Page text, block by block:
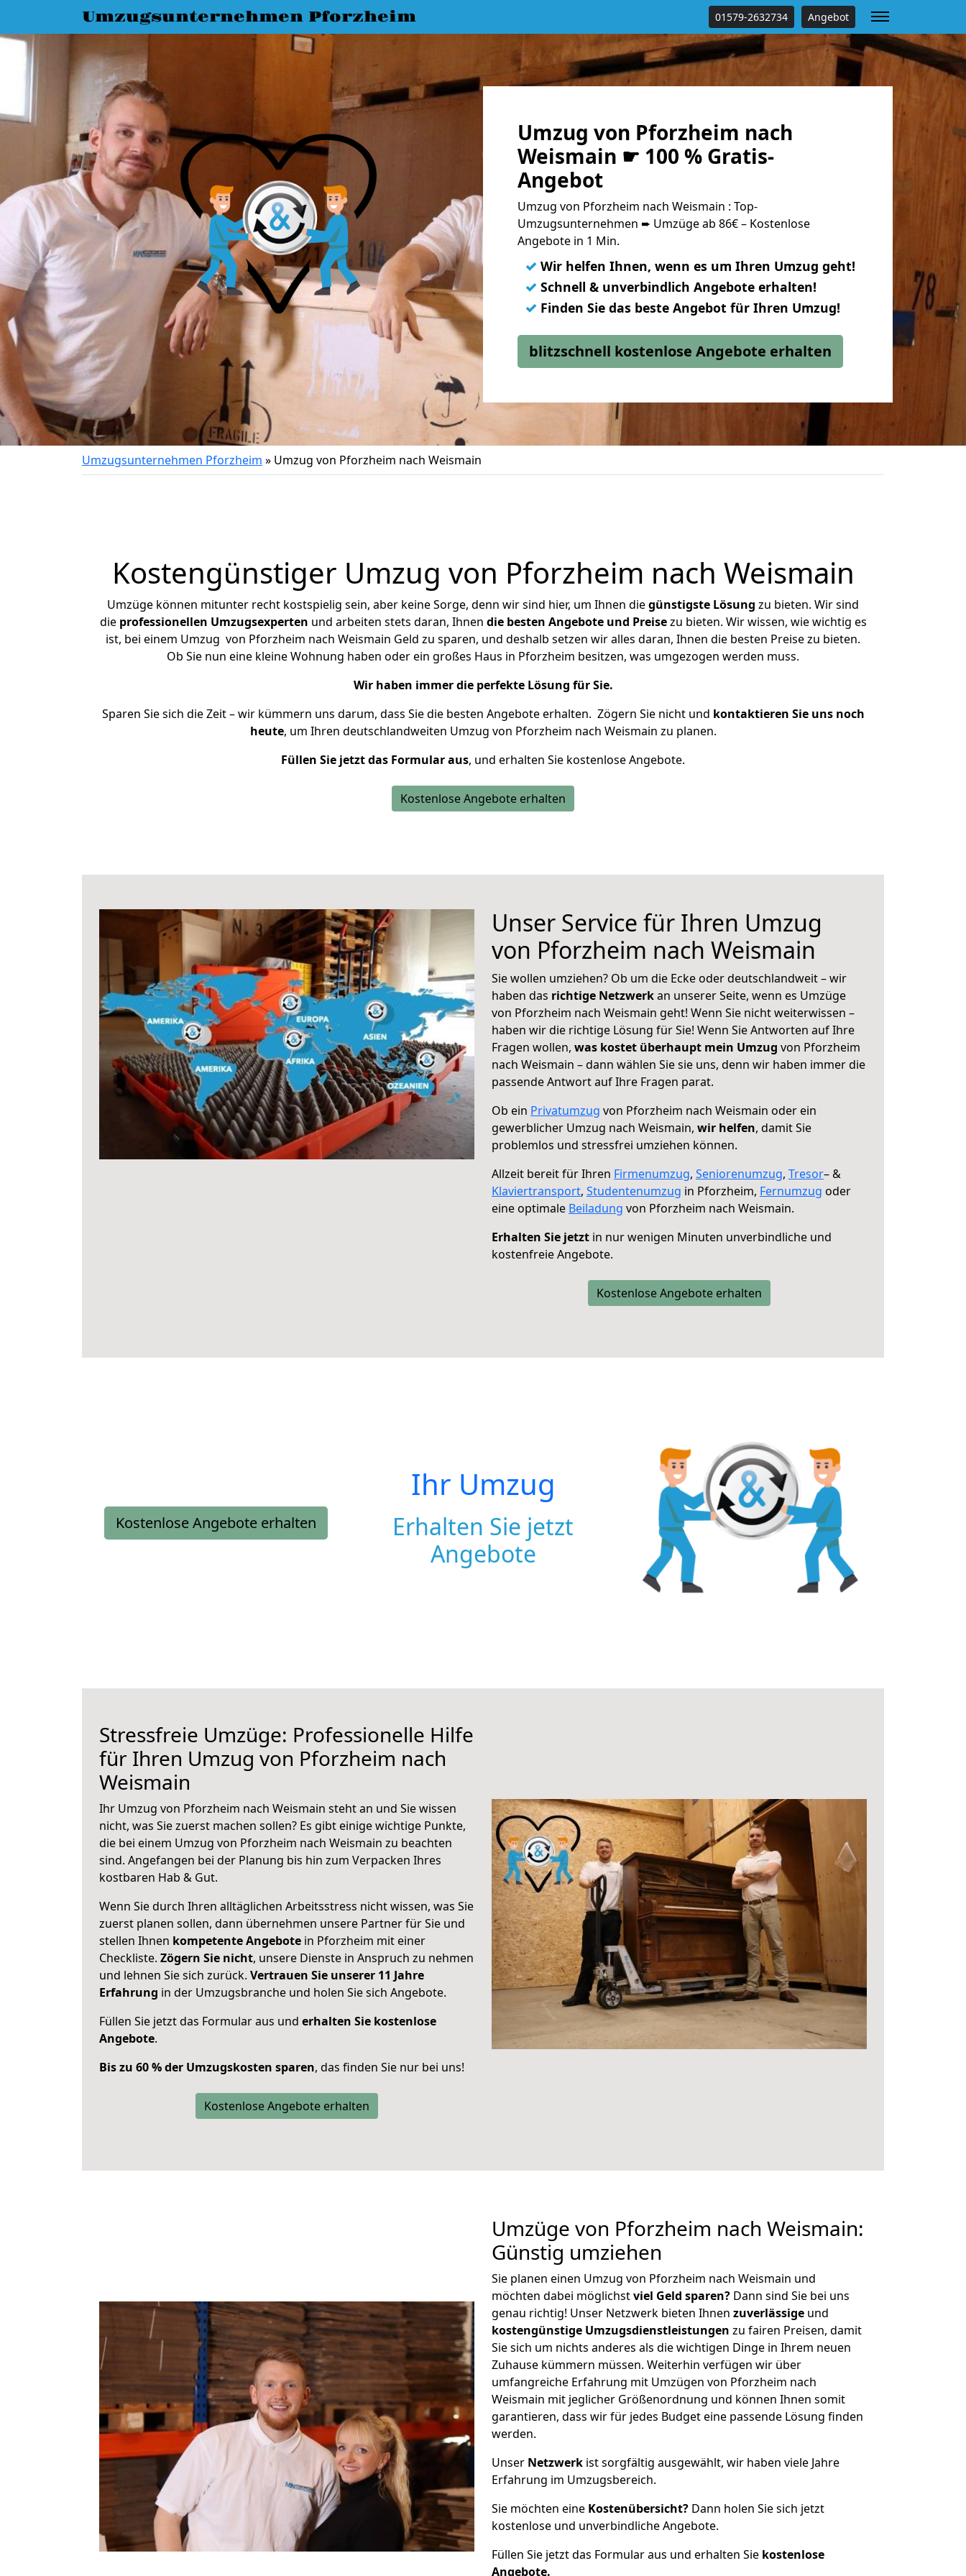
Umzugsunternehmen Pforzheim 01579-2632734 Angebot
Umzug von Pforzheim nach
Weismain ☛ 100 % Gratis-
Angebot
Umzug von Pforzheim nach Weismain : Top-
Umzugsunternehmen ➨ Umzüge ab 86€ – Kostenlose
Angebote in 1 Min.
✓ Wir helfen Ihnen, wenn es um Ihren Umzug geht!
✓ Schnell & unverbindlich Angebote erhalten!
✓ Finden Sie das beste Angebot für Ihren Umzug!
blitzschnell kostenlose Angebote erhalten
Umzugsunternehmen Pforzheim » Umzug von Pforzheim nach Weismain
Kostengünstiger Umzug von Pforzheim nach Weismain
Umzüge können mitunter recht kostspielig sein, aber keine Sorge, denn wir sind hier, um Ihnen diegünstigste Lösung zu bieten. Wir sind
die professionellen Umzugsexperten und arbeiten stets daran, Ihnen die besten Angebote und Preisezu bieten. Wir wissen, wie wichtig es
ist, bei einem Umzug von Pforzheim nach Weismain Geld zu sparen, und deshalb setzen wir alles daran, Ihnen die besten Preise zu bieten.
Ob Sie nun eine kleine Wohnung haben oder ein großes Haus in Pforzheim besitzen, was umgezogen werden muss.
Wir haben immer die perfekte Lösung für Sie.
Sparen Sie sich die Zeit – wir kümmern uns darum, dass Sie die besten Angebote erhalten. Zögern Sie nicht und kontaktieren Sie uns noch
heute, um Ihren deutschlandweiten Umzug von Pforzheim nach Weismain zu planen.
Füllen Sie jetzt das Formular aus, und erhalten Sie kostenlose Angebote.
Kostenlose Angebote erhalten
Unser Service für Ihren Umzug
von Pforzheim nach Weismain
Sie wollen umziehen? Ob um die Ecke oder deutschlandweit – wir
haben das richtige Netzwerkan unserer Seite, wenn es Umzüge
von Pforzheim nach Weismain geht! Wenn Sie nicht weiterwissen –
haben wir die richtige Lösung für Sie! Wenn Sie Antworten auf Ihre
Fragen wollen, was kostet überhaupt mein Umzug von Pforzheim
nach Weismain – dann wählen Sie sie uns, denn wir haben immer die
passende Antwort auf Ihre Fragen parat.
Ob ein Privatumzug von Pforzheim nach Weismain oder ein
gewerblicher Umzug nach Weismain, wir helfen, damit Sie
problemlos und stressfrei umziehen können.
Allzeit bereit für Ihren Firmenumzug, Seniorenumzug, Tresor– &
Klaviertransport, Studentenumzug in Pforzheim, Fernumzug oder
eine optimale Beiladung von Pforzheim nach Weismain.
Erhalten Sie jetzt in nur wenigen Minuten unverbindliche und
kostenfreie Angebote.
Kostenlose Angebote erhalten
Kostenlose Angebote erhalten
Ihr Umzug
Erhalten Sie jetzt
Angebote
Stressfreie Umzüge: Professionelle Hilfe
für Ihren Umzug von Pforzheim nach
Weismain
Ihr Umzug von Pforzheim nach Weismain steht an und Sie wissen
nicht, was Sie zuerst machen sollen? Es gibt einige wichtige Punkte,
die bei einem Umzug von Pforzheim nach Weismain zu beachten
sind. Angefangen bei der Planung bis hin zum Verpacken Ihres
kostbaren Hab & Gut.
Wenn Sie durch Ihren alltäglichen Arbeitsstress nicht wissen, was Sie
zuerst planen sollen, dann übernehmen unsere Partner für Sie und
stellen Ihnen kompetente Angebote in Pforzheim mit einer
Checkliste. Zögern Sie nicht, unsere Dienste in Anspruch zu nehmen
und lehnen Sie sich zurück. Vertrauen Sie unserer 11 Jahre
Erfahrung in der Umzugsbranche und holen Sie sich Angebote.
Füllen Sie jetzt das Formular aus und erhalten Sie kostenlose
Angebote.
Bis zu 60 % der Umzugskosten sparen, das finden Sie nur bei uns!
Kostenlose Angebote erhalten
Umzüge von Pforzheim nach Weismain:
Günstig umziehen
Sie planen einen Umzug von Pforzheim nach Weismain und
möchten dabei möglichstviel Geld sparen? Dann sind Sie bei uns
genau richtig! Unser Netzwerk bieten Ihnen zuverlässige und
kostengünstige Umzugsdienstleistungen zu fairen Preisen, damit
Sie sich um nichts anderes als die wichtigen Dinge in Ihrem neuen
Zuhause kümmern müssen. Weiterhin verfügen wir über
umfangreiche Erfahrung mit Umzügen von Pforzheim nach
Weismain mit jeglicher Größenordnung und können Ihnen somit
garantieren, dass wir für jedes Budget eine passende Lösung finden
werden.
Unser Netzwerk ist sorgfältig ausgewählt, wir haben viele Jahre
Erfahrung im Umzugsbereich.
Sie möchten eine Kostenübersicht? Dann holen Sie sich jetzt
kostenlose und unverbindliche Angebote.
Füllen Sie jetzt das Formular aus und erhalten Sie kostenlose
Angebote.